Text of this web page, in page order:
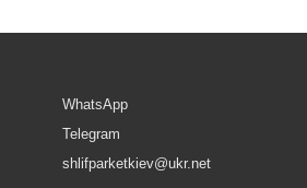
WhatsApp
Telegram
shlifparketkiev@ukr.net